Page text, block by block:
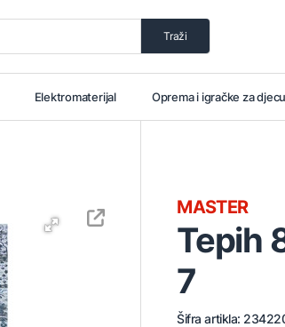
Traži
Elektromaterijal Oprema i igračke za djecu
Tepih
7
MASTER
Šifra artikla: